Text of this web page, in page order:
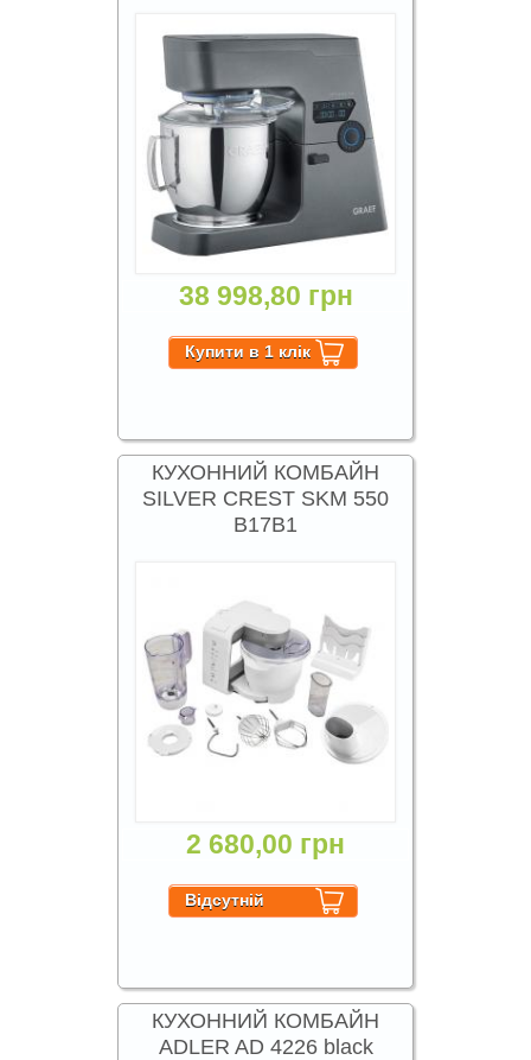
38 998,80 грн
КУХОННИЙ КОМБАЙН
SILVER CREST SKM 550
B17B1
2 680,00 грн
КУХОННИЙ КОМБАЙН
ADLER AD 4226 black